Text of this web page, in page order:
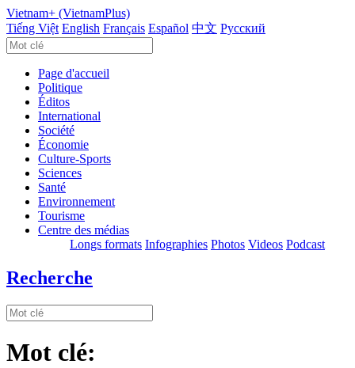
Vietnam+ (VietnamPlus)
Tiếng Việt English Français Español 中文 Русский
Page d'accueil
Politique
Éditos
International
Société
Économie
Culture-Sports
Sciences
Santé
Environnement
Tourisme
Centre des médias
Longs formats Infographies Photos Videos Podcast
Recherche
Mot clé: